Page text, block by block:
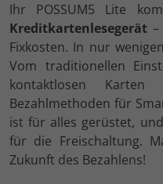
Ihr POSSUM5 Lite
Kreditkartenlesegerät
Fixkosten. In nur
Vom traditionellen
kontaktlosen
Bezahlmethoden für
ist für alles gerüstet,
für die Freischaltung.
Zukunft des Bezahlens!